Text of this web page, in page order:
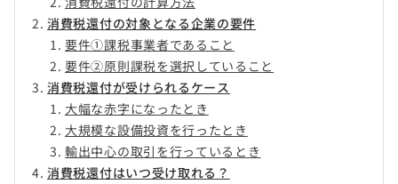
消費税還付の対象となる企業の要件
要件①課税事業者であること
要件②原則課税を選択していること
消費税還付が受けられるケース
大幅な赤字になったとき
大規模な設備投資を行ったとき
輸出中心の取引を行っているとき
消費税還付はいつ受け取れる？